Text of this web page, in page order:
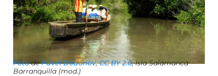
FotodePavel Dodonov,CC BY 2.0, Isla Salamanca
Barranquilla (mod.)